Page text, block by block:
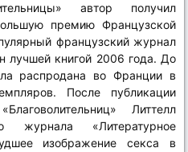
автор получил
премию Французской
французский журнал
лучшей книгой 2006 года. До
распродана во Франции в
После публикации
Литтелл
журнала «Литературное
изображение секса в